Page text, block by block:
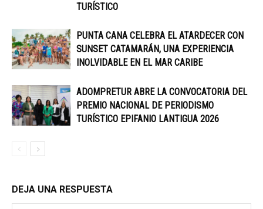
TURÍSTICO
PUNTA CANA CELEBRA EL ATARDECER CON
SUNSET CATAMARÁN, UNA EXPERIENCIA
INOLVIDABLE EN EL MAR CARIBE
ADOMPRETUR ABRE LA CONVOCATORIA DEL
PREMIO NACIONAL DE PERIODISMO
TURÍSTICO EPIFANIO LANTIGUA 2026
DEJA UNA RESPUESTA